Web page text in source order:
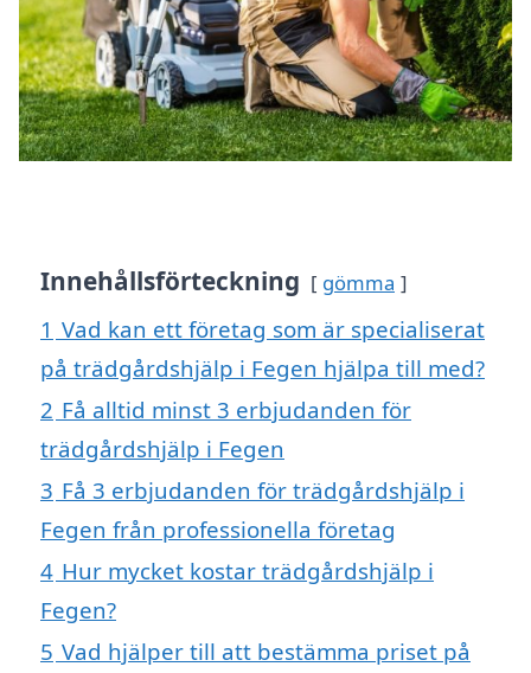
Innehållsförteckning gömma
1 Vad kan ett företag som är specialiserat
på trädgårdshjälp i Fegen hjälpa till med?
2 Få alltid minst 3 erbjudanden för
trädgårdshjälp i Fegen
3 Få 3 erbjudanden för trädgårdshjälp i
Fegen från professionella företag
4 Hur mycket kostar trädgårdshjälp i
Fegen?
5 Vad hjälper till att bestämma priset på